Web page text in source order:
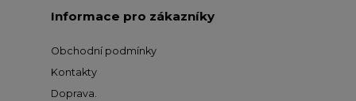
Informace pro zákazníky
Obchodní podmínky
Kontakty
Doprava.